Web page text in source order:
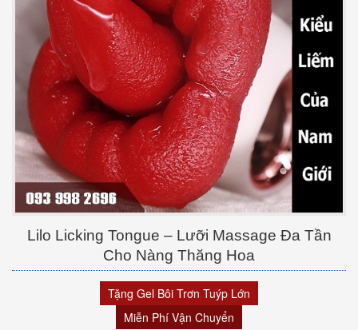
Lilo Licking Tongue – Lưỡi Massage Đa Tần
Cho Nàng Thăng Hoa
Tặng Gel Bôi Trơn Tuýp Lớn
Miễn Phí Vận Chuyển